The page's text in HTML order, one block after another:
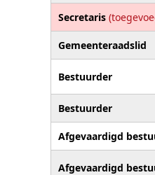
Secretaris
Gemeenteraadslid
Bestuurder
Bestuurder
Afgevaardigd
Afgevaardigd